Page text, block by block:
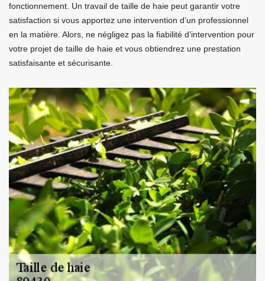
fonctionnement. Un travail de taille de haie peut garantir votre
satisfaction si vous apportez une intervention d’un professionnel
en la matière. Alors, ne négligez pas la fiabilité d’intervention pour
votre projet de taille de haie et vous obtiendrez une prestation
satisfaisante et sécurisante.